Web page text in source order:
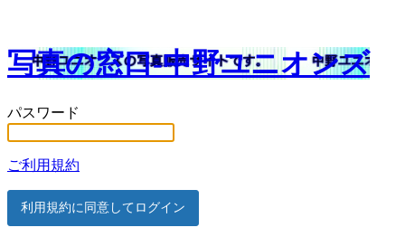
写真の窓口-中野ユニオンズ
パスワード
ご利用規約